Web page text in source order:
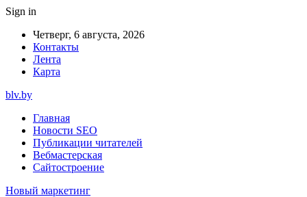
Sign in
Четверг, 6 августа, 2026
Контакты
Лента
Карта
blv.by
Главная
Новости SEO
Публикации читателей
Вебмастерская
Сайтостроение
Новый маркетинг